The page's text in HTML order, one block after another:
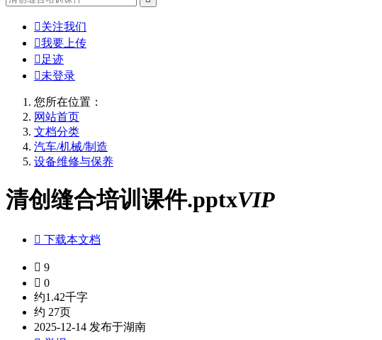
关注我们
我要上传
 足迹
未登录
您所在位置：
网站首页
文档分类
汽车/机械/制造
设备维修与保养
清创缝合培训课件.pptxVIP
 下载本文档
 9
 0
约1.42千字
约 27页
2025-12-14 发布于湖南